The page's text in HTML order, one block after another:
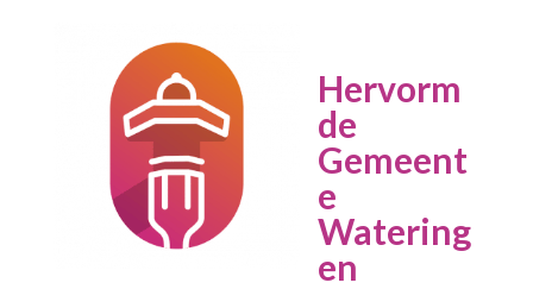
Hervorm
de
Gemeent
e
Watering
en